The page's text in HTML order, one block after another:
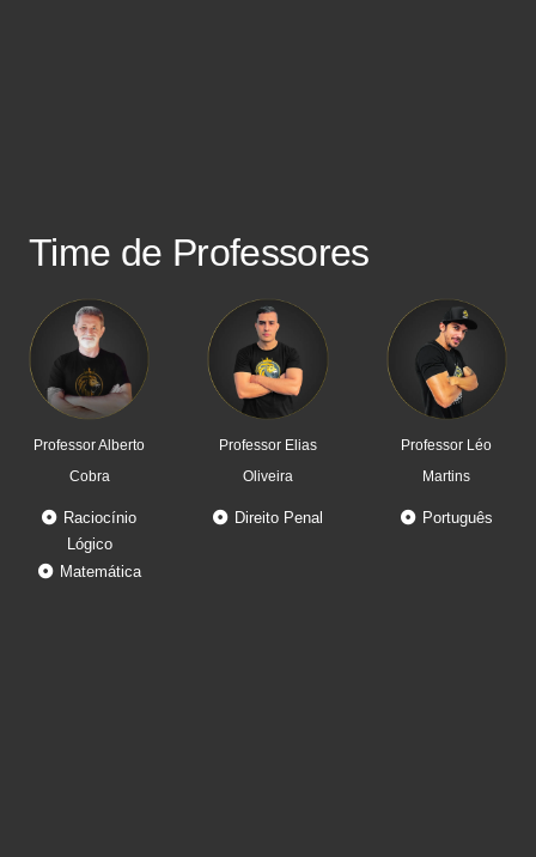
Time de Professores
Professor Alberto
Cobra
Raciocínio
Lógico
Matemática
Professor Elias
Oliveira
Direito Penal
Professor Léo
Martins
Português